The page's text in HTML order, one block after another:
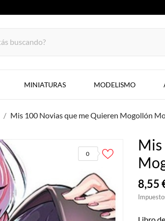
MINIATURAS MODELISMO
Mis 100 Novias que me Quieren Mogollón
0
8,55